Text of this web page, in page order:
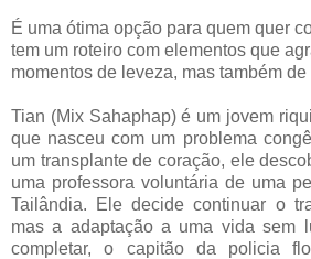
É uma ótima opção para quem quer
tem um roteiro com elementos que
momentos de leveza, mas também
Tian (Mix Sahaphap) é um jovem
que nasceu com um problema
um transplante de coração, ele
uma professora voluntária de uma
Tailândia. Ele decide continuar o
mas a adaptação a uma vida sem
completar, o capitão da policia